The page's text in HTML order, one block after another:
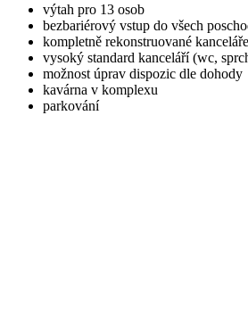
výtah pro 13 osob
bezbariérový vstup do všech
kompletně rekonstruované
vysoký standard kanceláří (wc,
možnost úprav dispozic dle dohody
kavárna v komplexu
parkování